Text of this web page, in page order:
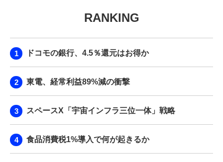
AI JOURNAL
BPaaS JOURNAL
RANKING
ドコモの銀行、4.5％還元はお得か
東電、経常利益89%減の衝撃
スペースX「宇宙インフラ三位一体」戦略
食品消費税1%導入で何が起きるか